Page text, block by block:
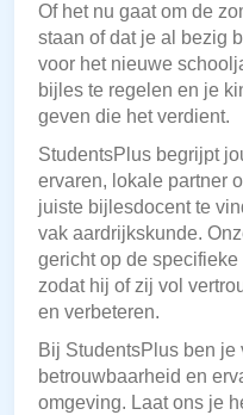
Of het nu gaat om de
staan of dat je al bezig
voor het nieuwe
bijles te regelen en je
geven die het verdient.
StudentsPlus begrijpt
ervaren, lokale partner
juiste bijlesdocent te
vak aardrijkskunde.
gericht op de
zodat hij of zij vol
en verbeteren.
Bij StudentsPlus ben je
betrouwbaarheid en
omgeving. Laat ons je